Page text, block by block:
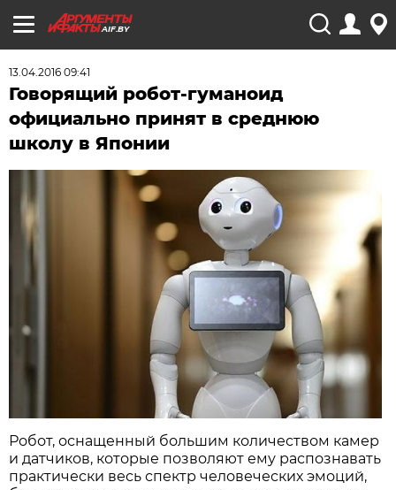
AIF.BY
13.04.2016 09:41
Говорящий робот-гуманоид
официально принят в среднюю
школу в Японии
Робот, оснащенный большим количеством камер
и датчиков, которые позволяют ему распознавать
практически весь спектр человеческих эмоций,